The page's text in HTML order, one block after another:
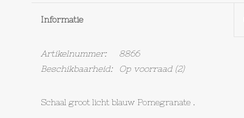
Informatie
Artikelnummer:
8866
Beschikbaarheid:
Op voorraad(2)
Schaal groot licht blauw Pomegranate .